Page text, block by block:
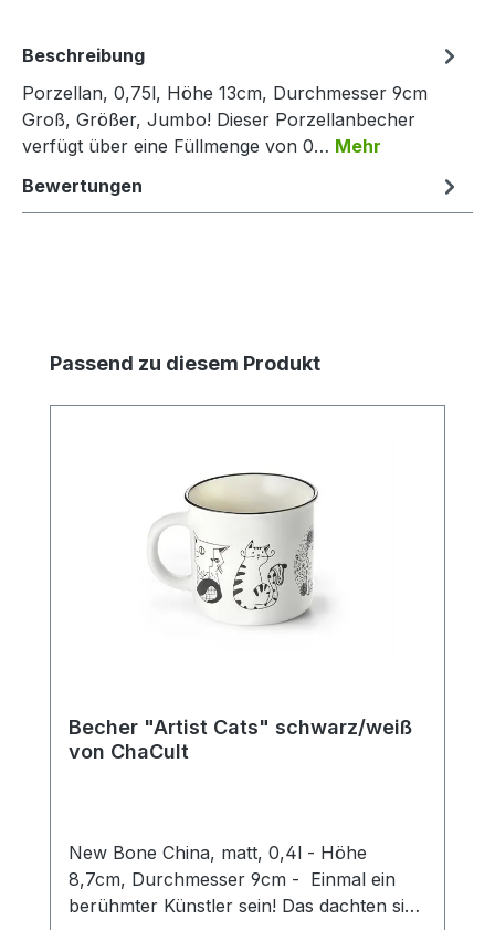
Beschreibung
Porzellan, 0,75l, Höhe 13cm, Durchmesser 9cm
Groß, Größer, Jumbo! Dieser Porzellanbecher
verfügt über eine Füllmenge von 0… Mehr
Bewertungen
Produktgalerie überspringen
Passend zu diesem Produkt
Becher "Artist Cats" schwarz/weiß
von ChaCult
New Bone China, matt, 0,4l - Höhe
8,7cm, Durchmesser 9cm - Einmal ein
berühmter Künstler sein! Das dachten sich